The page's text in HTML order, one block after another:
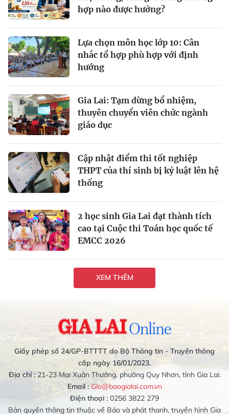
hợp nào được hưởng?
Lựa chọn môn học lớp 10: Cân
nhắc tổ hợp phù hợp với định
hướng
Gia Lai: Tạm dừng bổ nhiệm,
thuyên chuyển viên chức ngành
giáo dục
Cập nhật điểm thi tốt nghiệp
THPT của thí sinh bị kỷ luật lên hệ
thống
2 học sinh Gia Lai đạt thành tích
cao tại Cuộc thi Toán học quốc tế
EMCC 2026
XEM THÊM
Giấy phép số 24/GP-BTTTT do Bộ Thông tin - Truyền thông
cấp ngày 16/01/2023.
Địa chỉ :21-23 Mai Xuân Thưởng, phường Quy Nhơn, tỉnh Gia Lai.
Email : Glo@baogialai.com.vn
Điện thoại : 0256 3822 279
Bản quyền thông tin thuộc về Báo và phát thanh, truyền hình Gia